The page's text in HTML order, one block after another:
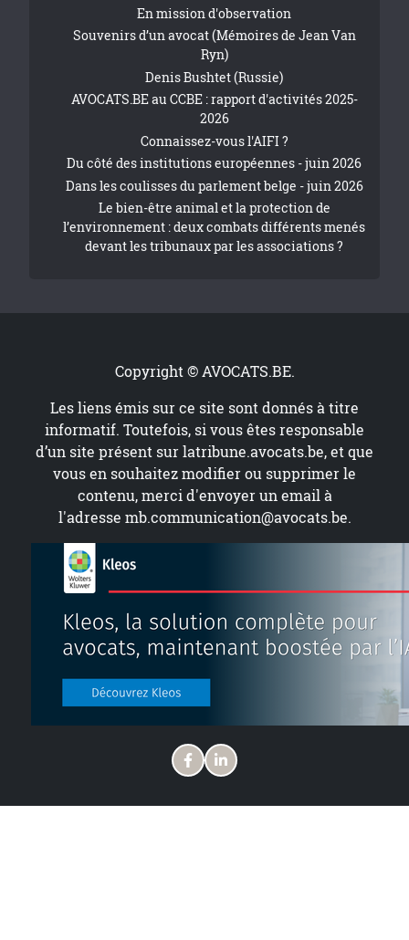
En mission d'observation
Souvenirs d’un avocat (Mémoires de Jean Van
Ryn)
Denis Bushtet (Russie)
AVOCATS.BE au CCBE : rapport d'activités 2025-
2026
Connaissez-vous l'AIFI ?
Du côté des institutions européennes - juin 2026
Dans les coulisses du parlement belge - juin 2026
Le bien-être animal et la protection de
l’environnement : deux combats différents menés
devant les tribunaux par les associations ?
Copyright © AVOCATS.BE.
Les liens émis sur ce site sont donnés à titre
informatif. Toutefois, si vous êtes responsable
d’un site présent surlatribune.avocats.be, et que
vous en souhaitez modifier ou supprimer le
contenu, merci d'envoyer un email à
l'adresse mb.communication@avocats.be.